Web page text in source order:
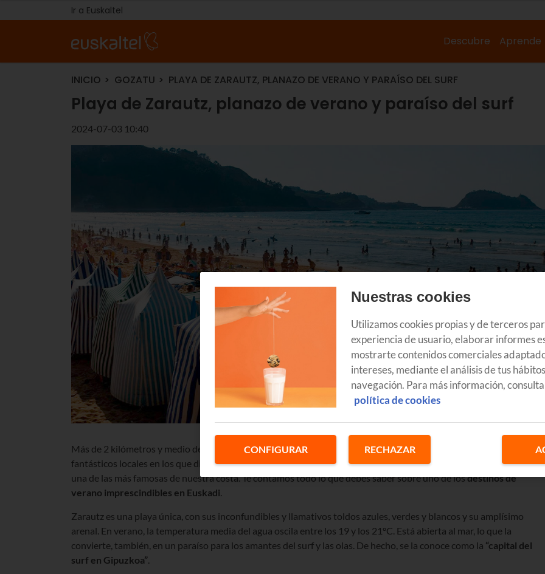
Ir a Euskaltel
Descubre Aprende
INICIO GOZATU PLAYA DE ZARAUTZ, PLANAZO DE VERANO Y PARAÍSO DEL SURF
Playa de Zarautz, planazo de verano y paraíso del surf
2024-07-03 10:40
Más de 2 kilómetros y medio de arena fina y dorada, coloridos toldos, olas alabadas por surfistas de todo el mundo,
fantásticos locales en los que disfrutar de las vistas y de nuestra gastronomía... Hablamos de la
playa de Zarautz,
una de las más famosas de nuestra costa. Te contamos todo lo que debes saber sobre uno de losdestinos de
verano imprescindibles en Euskadi.
Zarautz es una playa única, con sus inconfundibles y llamativos toldos azules, verdes y blancos y su amplísimo
arenal. En verano, la temperatura media del agua oscila entre los 19 y los 21ºC. Está abierta al mar, lo que la
convierte, también, en un paraíso para los amantes del surf y las olas. De hecho, se la conoce como la “capital del
surf en Gipuzkoa”.
Nuestras cookies
Utilizamos cookies propias y de terceros
experiencia de usuario, elaborar informes
mostrarte contenidos comerciales
intereses, mediante el análisis de tus
navegación. Para más información,
política de cookies
CONFIGURAR RECHAZAR